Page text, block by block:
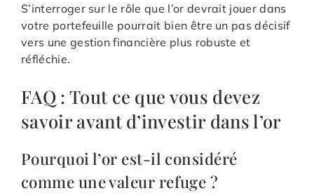
S’interroger sur le rôle que l’or devrait jouer dans
votre portefeuille pourrait bien être un pas décisif
vers une gestion financière plus robuste et
réfléchie.
FAQ : Tout ce que vous devez
savoir avant d’investir dans l’or
Pourquoi l’or est-il considéré
comme une valeur refuge ?